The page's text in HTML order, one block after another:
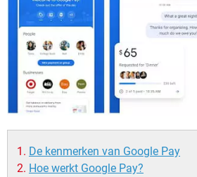
De kenmerken van Google Pay
Hoe werkt Google Pay?